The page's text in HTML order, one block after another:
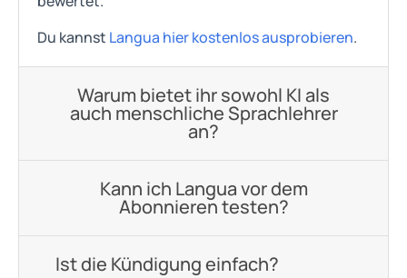
Du kannst Langua hier kostenlos ausprobieren.
Warum bietet ihr sowohl KI als
auch menschliche Sprachlehrer
an?
Kann ich Langua vor dem
Abonnieren testen?
Ist die Kündigung einfach?